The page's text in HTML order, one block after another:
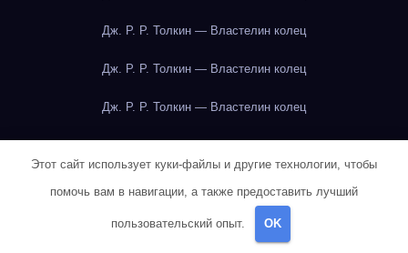
Дж. Р. Р. Толкин — Властелин колец
Дж. Р. Р. Толкин — Властелин колец
Дж. Р. Р. Толкин — Властелин колец
Дж. Р. Р. Толкин — Властелин колец
Этот сайт использует куки-файлы и другие технологии, чтобы
помочь вам в навигации, а также предоставить лучший
пользовательский опыт. OK